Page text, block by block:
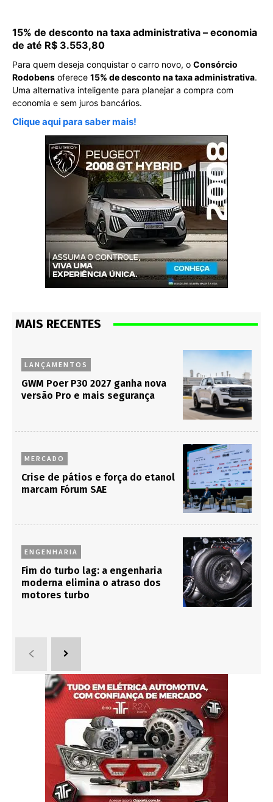
15% de desconto na taxa administrativa – economia
de até R$ 3.553,80
Para quem deseja conquistar o carro novo, o Consórcio
Rodobens oferece 15% de desconto na taxa administrativa.
Uma alternativa inteligente para planejar a compra com
economia e sem juros bancários.
Clique aqui para saber mais!
MAIS RECENTES
LANÇAMENTOS
GWM Poer P30 2027 ganha nova
versão Pro e mais segurança
MERCADO
Crise de pátios e força do etanol
marcam Fórum SAE
ENGENHARIA
Fim do turbo lag: a engenharia
moderna elimina o atraso dos
motores turbo